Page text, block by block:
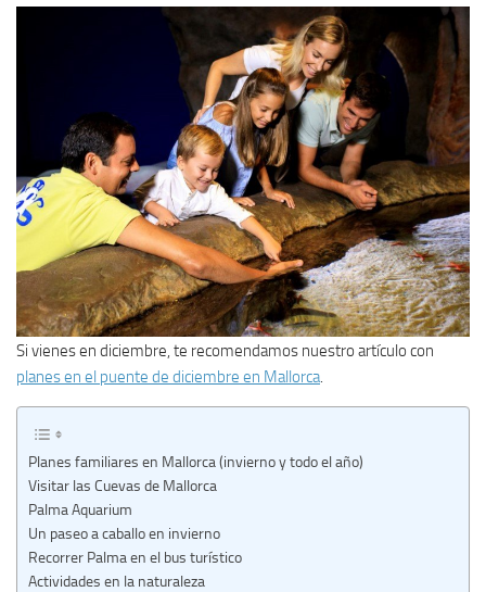
Si vienes en diciembre, te recomendamos nuestro artículo con
planes en el puente de diciembre en Mallorca
Planes familiares en Mallorca (invierno y todo el año)
Visitar las Cuevas de Mallorca
Palma Aquarium
Un paseo a caballo en invierno
Recorrer Palma en el bus turístico
Actividades en la naturaleza